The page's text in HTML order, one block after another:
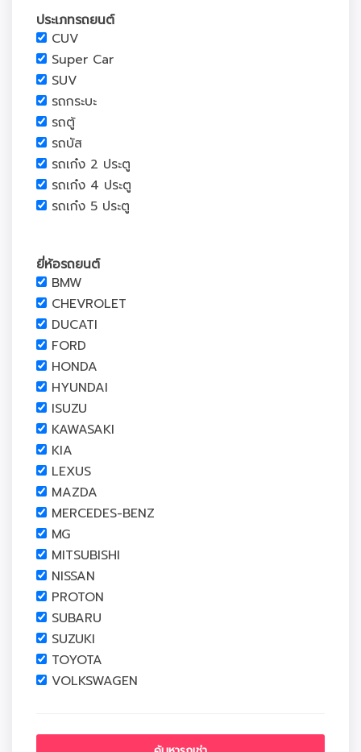
ประเภทรถยนต์
CUV
Super Car
SUV
รถกระบะ
รถตู้
รถบัส
รถเก๋ง 2 ประตู
รถเก๋ง 4 ประตู
รถเก๋ง 5 ประตู
ยี่ห้อรถยนต์
BMW
CHEVROLET
DUCATI
FORD
HONDA
HYUNDAI
ISUZU
KAWASAKI
KIA
LEXUS
MAZDA
MERCEDES-BENZ
MG
MITSUBISHI
NISSAN
PROTON
SUBARU
SUZUKI
TOYOTA
VOLKSWAGEN